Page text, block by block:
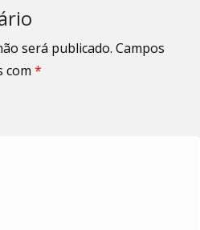
será publicado. Campos
com *